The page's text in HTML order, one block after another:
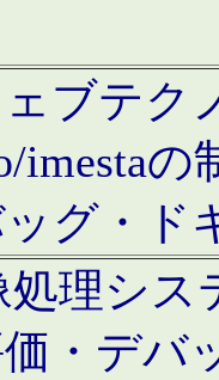
ブテク
imesta
グ・ド
処理シ
・デバ